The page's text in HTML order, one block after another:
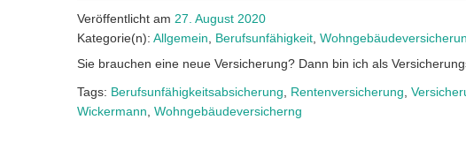
Veröffentlicht am 27. August 2020
Kategorie(n): Allgemein Berufsunfähigkeit
Sie brauchen eine neue Versicherung? Dann bin ich als
Tags: Berufsunfähigkeitsabsicherung Rentenversicherung
Wickermann Wohngebäudeversicherng